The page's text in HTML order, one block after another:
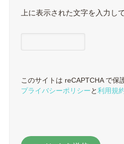
上に表示された文字を入力し
このサイトは reCAPTCHA で保
プライバシーポリシー と利用規